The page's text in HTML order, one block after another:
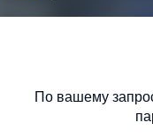
По вашему